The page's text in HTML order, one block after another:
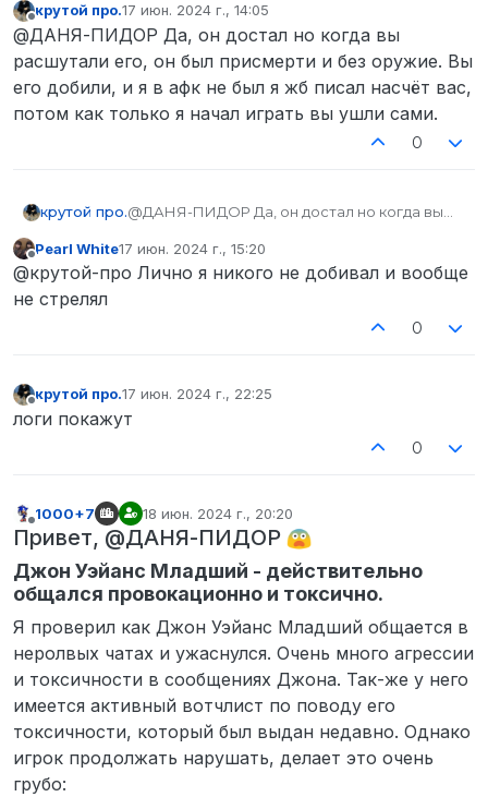
вас стволы, твой друг решил достать оружие
и умер, потом ты встал в афк прям во время
рп я на это закрыл глаза и не подал жб, еще
ты зачем-то пошел на линкольн где у нас
была перестрелка с муниками и начал нас
поджидать на крыше и тебя даже не смутило
то что нас было трое и мы все были с
Не в сети
крутой про.17 июн. 2024 г., 14:05
отредактировано
@ДАНЯ-ПИДОР Да, он достал но когда вы
расшутали его, он был присмерти и без оружие. Вы
его добили, и я в афк не был я жб писал насчёт вас,
потом как только я начал играть вы ушли сами.
0
крутой про.@ДАНЯ-ПИДОР Да, он достал но когда вы
оружие. Вы его добили, и я в афк не был я жб
писал насчёт вас, потом как только я начал
Не в сети
Pearl White17 июн. 2024 г., 15:20
отредактировано
@крутой-про Лично я никого не добивал и вообще
не стрелял
0
крутой про.17 июн. 2024 г., 22:25
отредактировано
логи покажут
0
Не в сети
1000+7 18 июн. 2024 г., 20:20
отредактировано
Привет, @ДАНЯ-ПИДОР
Джон Уэйанс Младший - действительно
общался провокационно и токсично.
Я проверил как Джон Уэйанс Младший общается в
неролвых чатах и ужаснулся. Очень много агрессии
и токсичности в сообщениях Джона. Так-же у него
имеется активный вотчлист по поводу его
токсичности, который был выдан недавно. Однако
игрок продолжать нарушать, делает это очень
грубо: